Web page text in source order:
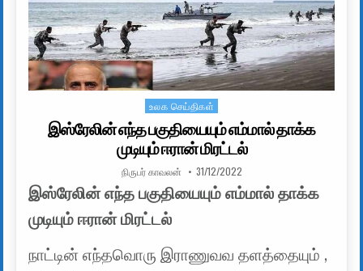
Posted in
உலக செய்திகள்
இஸ்ரேலின் எந்த பகுதியையும் எம்மால் தாக்க
முடியும் ஈரான் மிரட்டல்
AUTHOR:
நிருபர் காவலன் PUBLISHED DATE:
31/12/2022
இஸ்ரேலின் எந்த பகுதியையும் எம்மால் தாக்க
முடியும் ஈரான் மிரட்டல்
நாட்டின் எந்தவொரு இராணுவவ தளத்தையும் ,